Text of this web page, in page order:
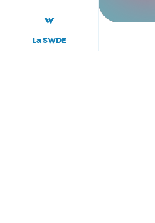
La SWDE